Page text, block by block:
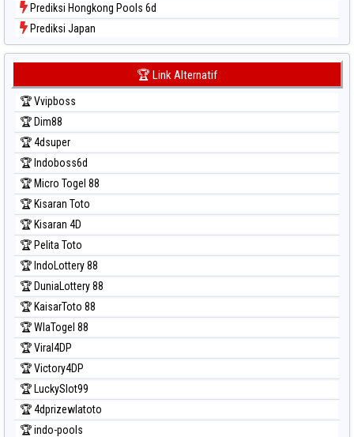
Prediksi Hongkong Pools 6d
Prediksi Japan
Prediksi Japan 6d
Prediksi Kuda Lari
Prediksi Magnum Cambodia
Prediksi Nagoya
Prediksi North Carolina Day
Prediksi Pcso
Prediksi Sao Paulo
Prediksi Singapore
Prediksi Sydney
Prediksi Sydney Lottery
Prediksi Sydney Lottery 6d
Prediksi Sydney Lotto
Prediksi Sydney Pools 6d
Prediksi Taipei
Prediksi Taiwan
🏆 Link Alternatif
🏆 Vvipboss
🏆 Dim88
🏆 4dsuper
🏆 Indoboss6d
🏆 Micro Togel 88
🏆 Kisaran Toto
🏆 Kisaran 4D
🏆 Pelita Toto
🏆 IndoLottery 88
🏆 DuniaLottery 88
🏆 KaisarToto 88
🏆 WlaTogel 88
🏆 Viral4DP
🏆 Victory4DP
🏆 LuckySlot99
🏆 4dprizewlatoto
🏆 indo-pools